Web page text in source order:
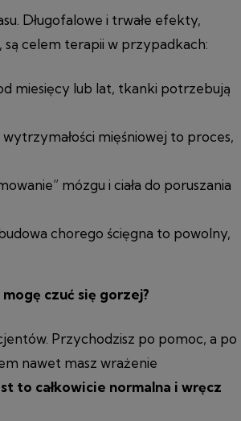
Długofalowe i trwałe efekty,
są celem terapii w przypadkach:
miesięcy lub lat, tkanki potrzebują
wytrzymałości mięśniowej to proces,
mózgu i ciała do poruszania
chorego ścięgna to powolny,
czuć się gorzej?
Przychodzisz po pomoc, a po
nawet masz wrażenie
to całkowicie normalna i wręcz